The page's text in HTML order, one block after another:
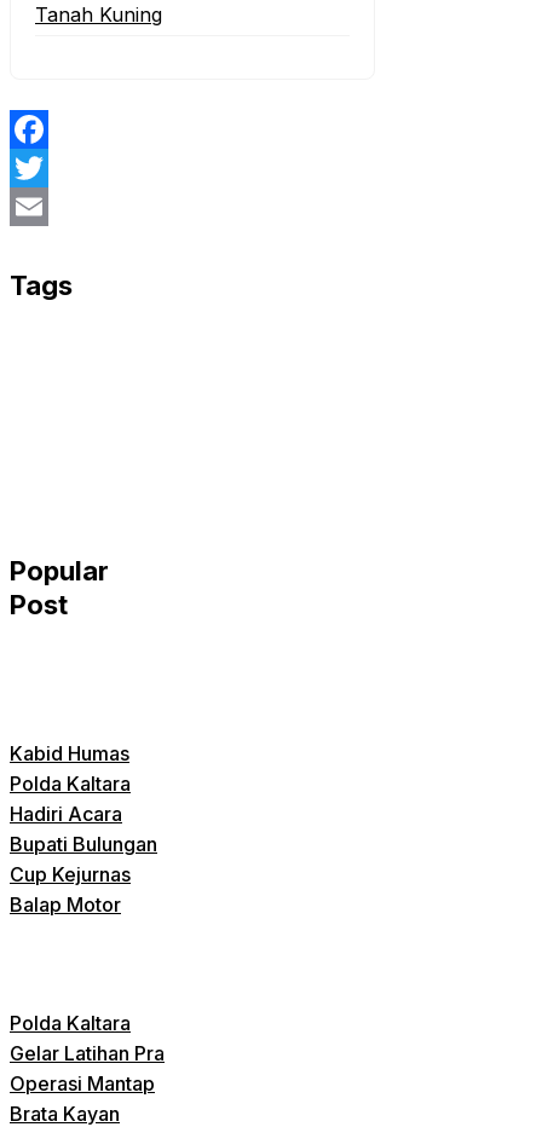
Tanah Kuning
Facebook
Twitter
Tags
Popular
Post
Kabid Humas
Polda Kaltara
Hadiri Acara
Bupati Bulungan
Cup Kejurnas
Balap Motor
Polda Kaltara
Gelar Latihan Pra
Operasi Mantap
Brata Kayan